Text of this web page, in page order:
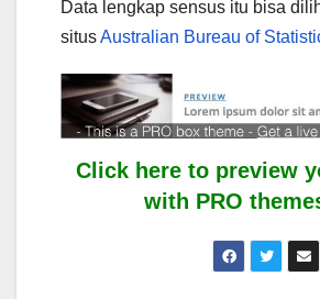
Data lengkap sensus itu bisa
situsAustralian Bureau of
Click here to preview
with PRO